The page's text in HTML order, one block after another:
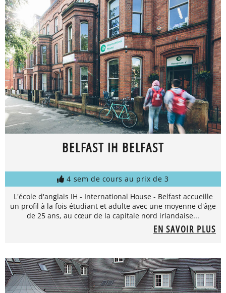
BELFAST IH BELFAST
4 sem de cours au prix de 3
L'école d'anglais IH - International House - Belfast accueille
un profil à la fois étudiant et adulte avec une moyenne d'âge
de 25 ans, au cœur de la capitale nord irlandaise...
EN SAVOIR PLUS